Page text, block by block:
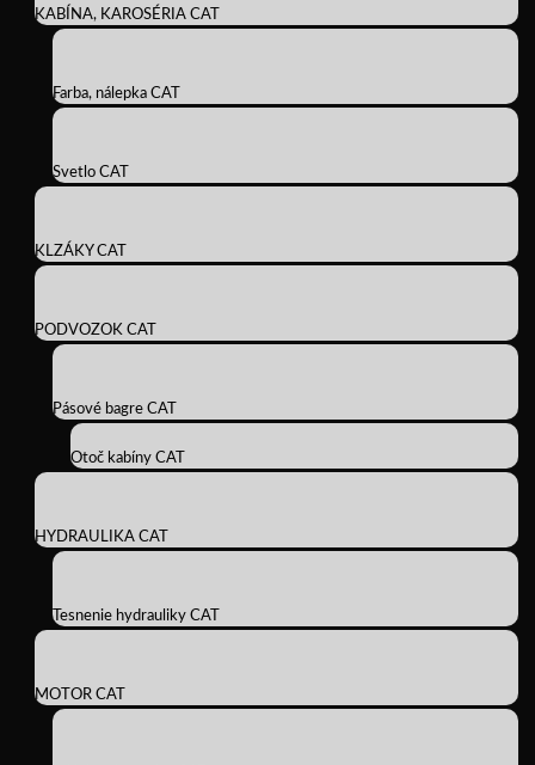
KABÍNA, KAROSÉRIA CAT
Farba, nálepka CAT
Svetlo CAT
KLZÁKY CAT
PODVOZOK CAT
Pásové bagre CAT
Otoč kabíny CAT
HYDRAULIKA CAT
Tesnenie hydrauliky CAT
MOTOR CAT